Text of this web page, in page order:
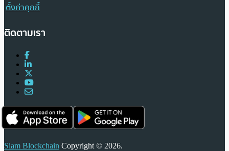
ตั้งค่าคุกกี้
ติดตามเรา
Siam Blockchain Copyright © 2026.